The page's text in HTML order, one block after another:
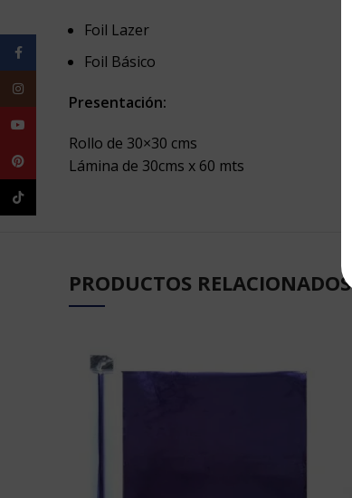
Foil Lazer
Foil Básico
Presentación:
Rollo de 30×30 cms
Lámina de 30cms x 60 mts
PRODUCTOS RELACIONADOS
Pinterest